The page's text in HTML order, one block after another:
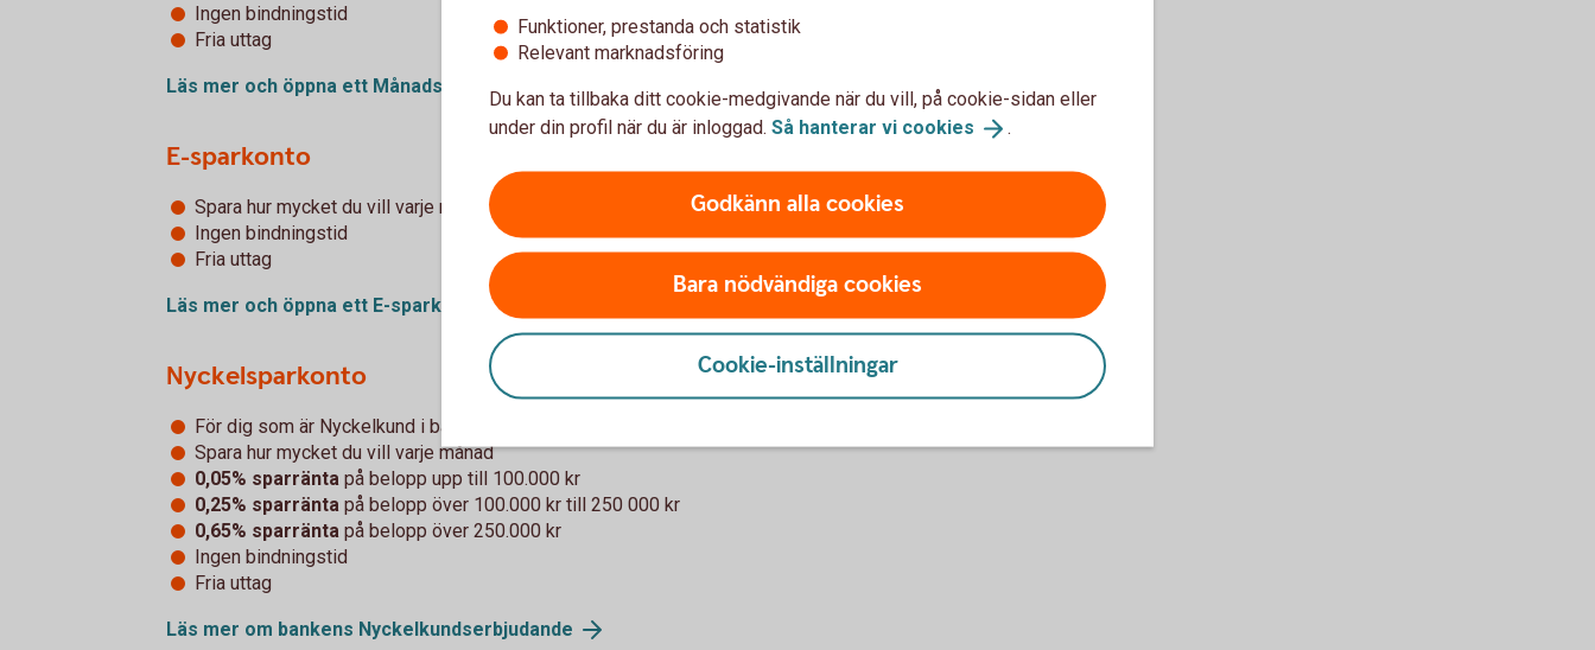
Ingen bindningstid
Fria uttag
Läs mer och öppna ett Månadssparkonto
E-sparkonto
Spara hur mycket du vill varje månad
Ingen bindningstid
Fria uttag
Läs mer och öppna ett E-sparkonto
Nyckelsparkonto
För dig som är Nyckelkund i banken.
Spara hur mycket du vill varje månad
0,05% sparränta på belopp upp till 100.000 kr
0,25% sparränta på belopp över 100.000 kr till 250 000 kr
0,65% sparränta på belopp över 250.000 kr
Ingen bindningstid
Fria uttag
Läs mer om bankens Nyckelkundserbjudande
Funktioner, prestanda och statistik
Relevant marknadsföring
Du kan ta tillbaka ditt cookie-medgivande när du vill, på cookie-sidan eller
under din profil när du är inloggad. Så hanterar vi cookies .
Godkänn alla cookies
Bara nödvändiga cookies
Cookie-inställningar